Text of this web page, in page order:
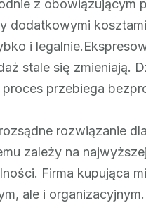
z obowiązującym
dodatkowymi
i
stale się zmieniają.
przebiega
rozwiązanie
zależy na
Firma kupująca
ale i organizacyjnym.